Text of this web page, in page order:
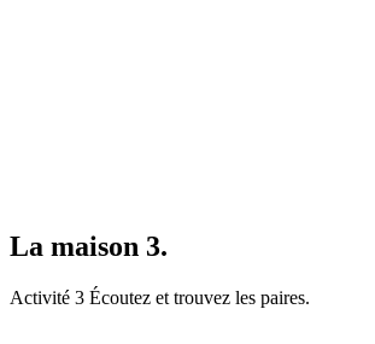
La maison 3.
Activité 3 Écoutez et trouvez les paires.